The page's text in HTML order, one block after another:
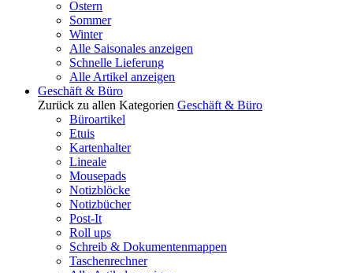
Ostern
Sommer
Winter
Alle Saisonales anzeigen
Schnelle Lieferung
Alle Artikel anzeigen
Geschäft & Büro
Zurück zu allen Kategorien Geschäft & Büro
Büroartikel
Etuis
Kartenhalter
Lineale
Mousepads
Notizblöcke
Notizbücher
Post-It
Roll ups
Schreib & Dokumentenmappen
Taschenrechner